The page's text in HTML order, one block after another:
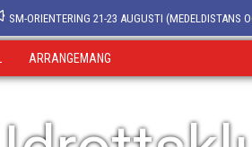
SM-ORIENTERING 21-23 AUGUSTI (MEDELDISTANS
ARRANGEMANG